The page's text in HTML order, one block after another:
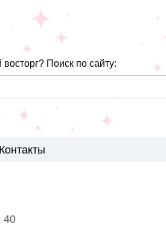
Поиск по сайту:
Контакты
40